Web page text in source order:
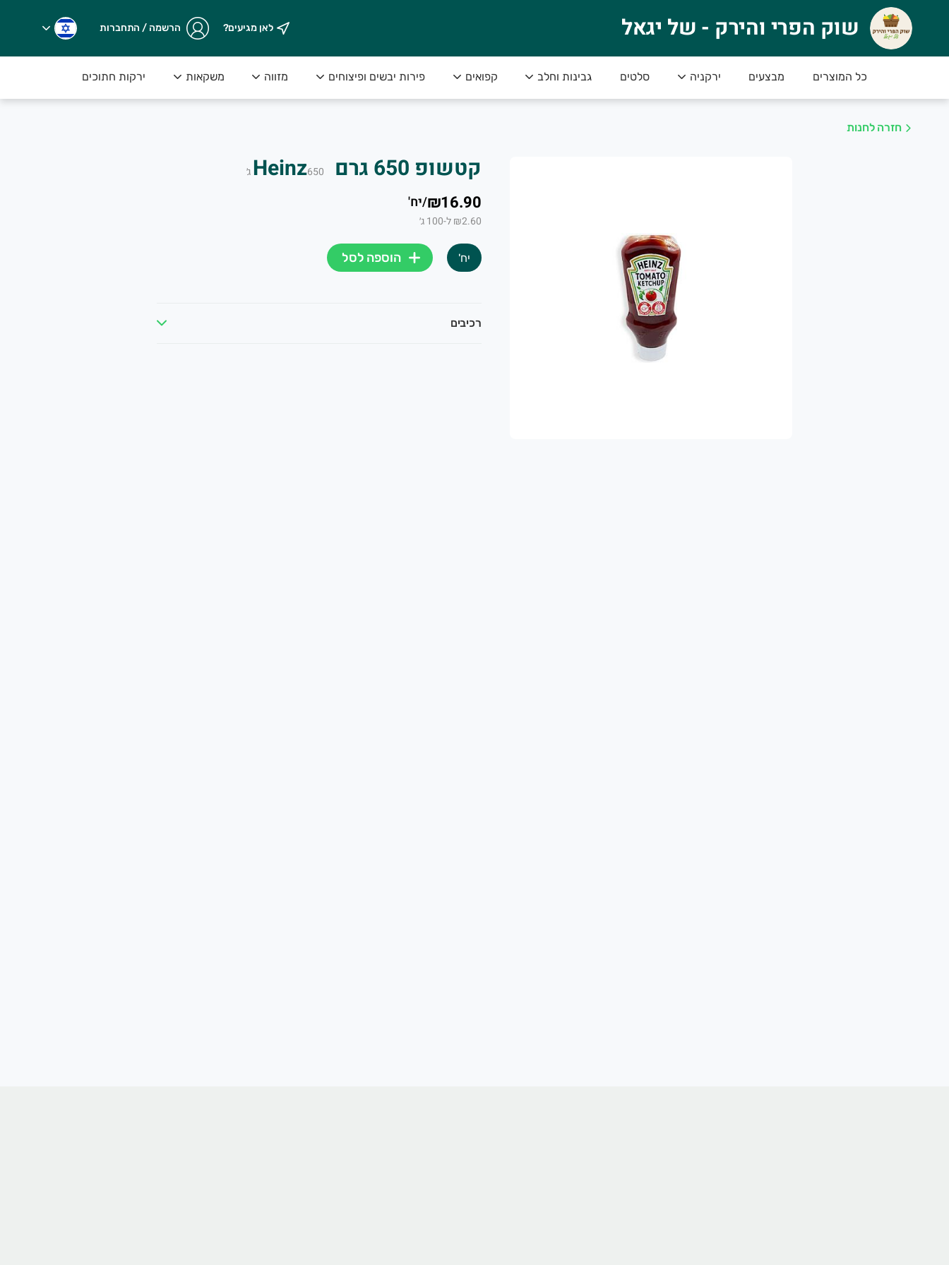
שוק הפרי והירק - של יגאל
רק אצלנו תמצאו סחורה פרימיום – הכי טרי, הכי איכותי והכי טעים!
*************************************************
סחורה טרייה מדי יום – הכל ברמה הגבוהה ביותר.
משלוח מהיר עד הבית – כדי שתהיו רגועים ומסודרים.
שוק הפרי והירק - של יגאל לאן מגיעים? הרשמה / התחברות
כל המוצרים מבצעים ירקניה סלטים גבינות וחלב קפואים פירות יבשים ופיצוחים מזווה משקאות ירקות חתוכים
חזרה לחנות
קטשופ 650 גרם Heinz 650 ג׳
₪16.90
/יח'
₪2.60 ל-100 ג׳
יח' הוספה לסל
רכיבים